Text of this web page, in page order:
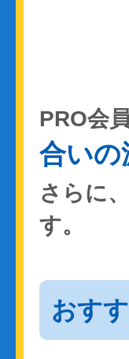
PRO会
合いの
さらに、
す。
おす